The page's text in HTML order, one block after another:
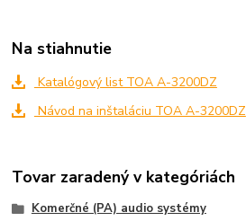
Na stiahnutie
Katalógový list TOA A-3200DZ
Návod na inštaláciu TOA A-3200DZ
Tovar zaradený v kategóriách
Komerčné (PA) audio systémy